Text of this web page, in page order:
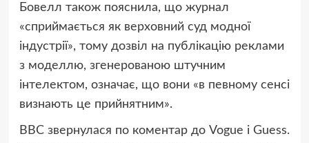
Бовелл також пояснила, що журнал
«сприймається як верховний суд модної
індустрії», тому дозвіл на публікацію реклами
з моделлю, згенерованою штучним
інтелектом, означає, що вони «в певному сенсі
визнають це прийнятним».
BBC звернулася по коментар до Vogue і Guess.